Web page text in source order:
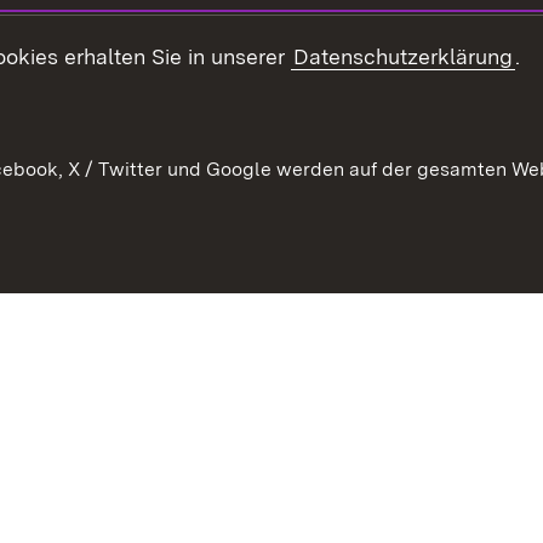
erhalten Sie in unserer Datenschutzerklärung.
X / Twitter und Google werden auf der gesamten